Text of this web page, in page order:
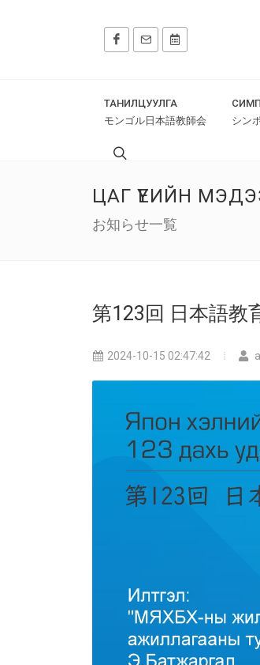
ТАНИЛЦУУЛГА
モンゴル日本語教師会
シン
ЦАГ ҮЕИЙН
お知らせ一覧
第123回 日本語教
2024-10-15 02:47:42